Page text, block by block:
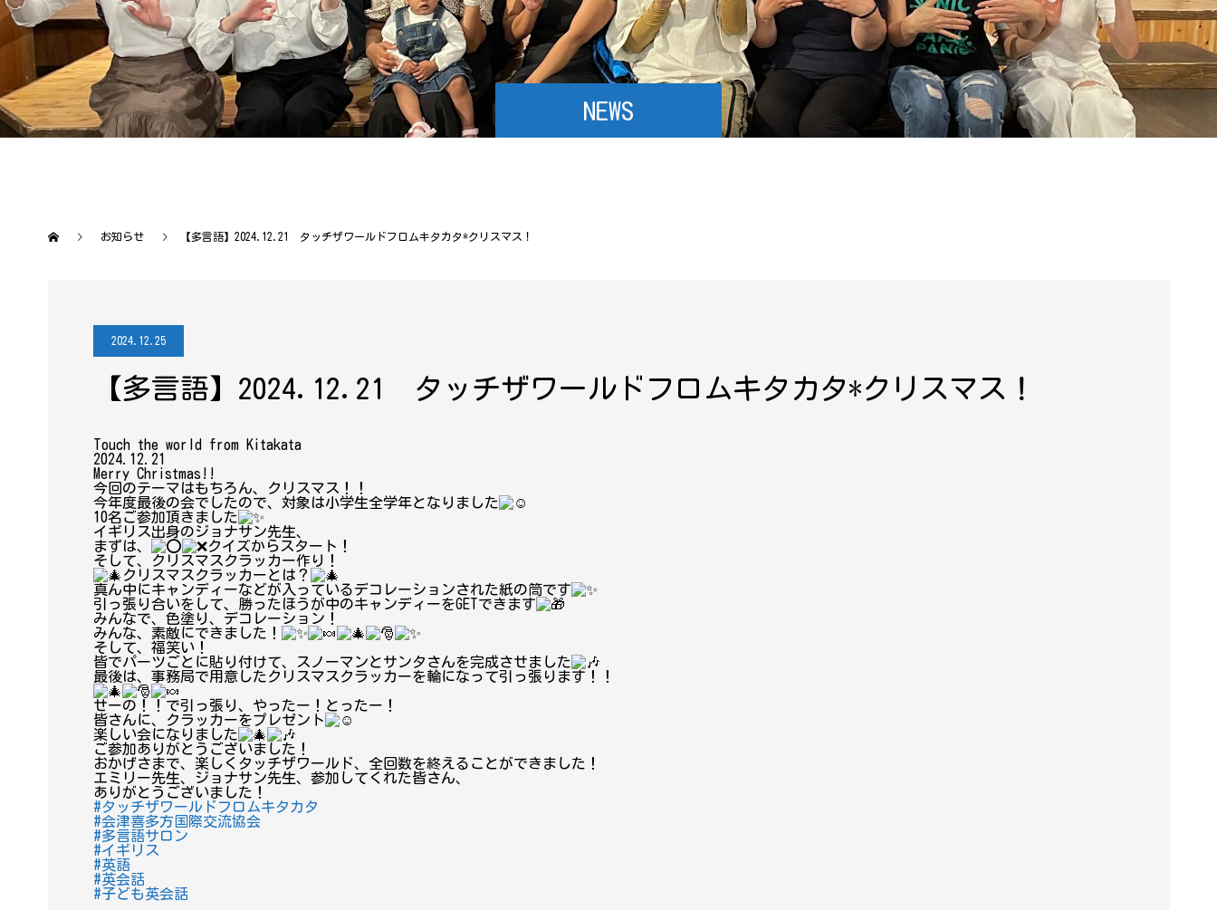
NEWS
お知らせ 【多言語】2024.12.21 タッチザワールドフロムキタカタ*クリスマス！
2024.12.25
【多言語】2024.12.21 タッチザワールドフロムキタカタ*クリスマス！
Touch the world from Kitakata
2024.12.21
Merry Christmas!!
今回のテーマはもちろん、クリスマス！！
今年度最後の会でしたので、対象は小学生全学年となりました
10名ご参加頂きました
イギリス出身のジョナサン先生、
まずは、
クイズからスタート！
そして、クリスマスクラッカー作り！
クリスマスクラッカーとは？
真ん中にキャンディーなどが入っているデコレーションされた紙の筒です
引っ張り合いをして、勝ったほうが中のキャンディーをGETできます
みんなで、色塗り、デコレーション！
みんな、素敵にできました！
そして、福笑い！
皆でパーツごとに貼り付けて、スノーマンとサンタさんを完成させました
最後は、事務局で用意したクリスマスクラッカーを輪になって引っ張ります！！
せーの！！で引っ張り、やったー！とったー！
皆さんに、クラッカーをプレゼント
楽しい会になりました
ご参加ありがとうございました！
おかげさまで、楽しくタッチザワールド、全回数を終えることができました！
エミリー先生、ジョナサン先生、参加してくれた皆さん、
ありがとうございました！
#タッチザワールドフロムキタカタ
#会津喜多方国際交流協会
#多言語サロン
#イギリス
#英語
#英会話
#子ども英会話